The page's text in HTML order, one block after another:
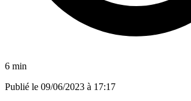
6 min
Publié le 09/06/2023 à 17:17